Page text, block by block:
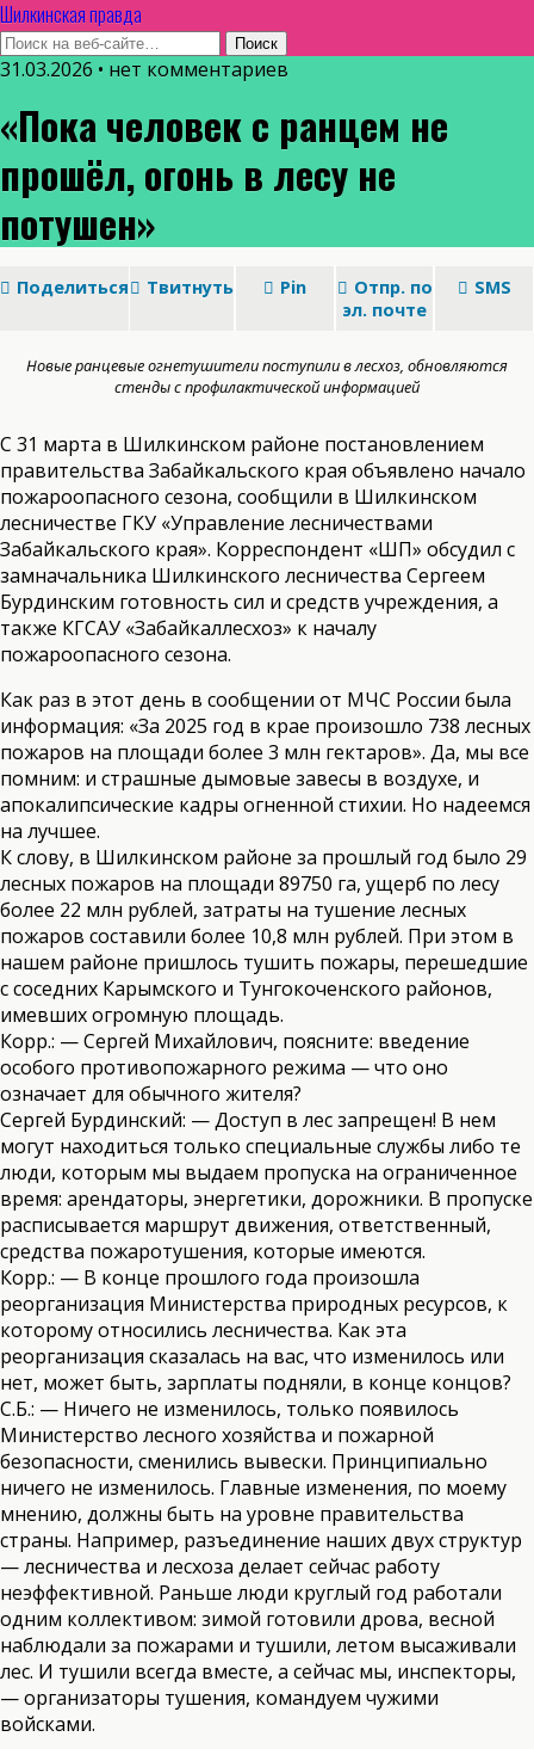
Шилкинская правда
31.03.2026 • нет комментариев
«Пока человек с ранцем не
прошёл, огонь в лесу не
потушен»
Поделиться Твитнуть Pin
Отпр. по
эл. почте
SMS
Новые ранцевые огнетушители поступили в лесхоз, обновляются
стенды с профилактической информацией
С 31 марта в Шилкинском районе постановлением
правительства Забайкальского края объявлено начало
пожароопасного сезона, сообщили в Шилкинском
лесничестве ГКУ «Управление лесничествами
Забайкальского края». Корреспондент «ШП» обсудил с
замначальника Шилкинского лесничества Сергеем
Бурдинским готовность сил и средств учреждения, а
также КГСАУ «Забайкаллесхоз» к началу
пожароопасного сезона.
Как раз в этот день в сообщении от МЧС России была
информация: «За 2025 год в крае произошло 738 лесных
пожаров на площади более 3 млн гектаров». Да, мы все
помним: и страшные дымовые завесы в воздухе, и
апокалипсические кадры огненной стихии. Но надеемся
на лучшее.
К слову, в Шилкинском районе за прошлый год было 29
лесных пожаров на площади 89750 га, ущерб по лесу
более 22 млн рублей, затраты на тушение лесных
пожаров составили более 10,8 млн рублей. При этом в
нашем районе пришлось тушить пожары, перешедшие
с соседних Карымского и Тунгокоченского районов,
имевших огромную площадь.
Корр.: — Сергей Михайлович, поясните: введение
особого противопожарного режима — что оно
означает для обычного жителя?
Сергей Бурдинский: — Доступ в лес запрещен! В нем
могут находиться только специальные службы либо те
люди, которым мы выдаем пропуска на ограниченное
время: арендаторы, энергетики, дорожники. В пропуске
расписывается маршрут движения, ответственный,
средства пожаротушения, которые имеются.
Корр.: — В конце прошлого года произошла
реорганизация Министерства природных ресурсов, к
которому относились лесничества. Как эта
реорганизация сказалась на вас, что изменилось или
нет, может быть, зарплаты подняли, в конце концов?
С.Б.: — Ничего не изменилось, только появилось
Министерство лесного хозяйства и пожарной
безопасности, сменились вывески. Принципиально
ничего не изменилось. Главные изменения, по моему
мнению, должны быть на уровне правительства
страны. Например, разъединение наших двух структур
— лесничества и лесхоза делает сейчас работу
неэффективной. Раньше люди круглый год работали
одним коллективом: зимой готовили дрова, весной
наблюдали за пожарами и тушили, летом высаживали
лес. И тушили всегда вместе, а сейчас мы, инспекторы,
— организаторы тушения, командуем чужими
войсками.